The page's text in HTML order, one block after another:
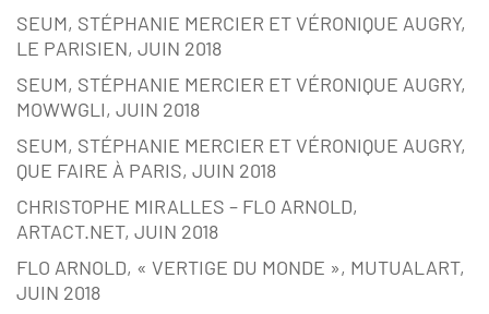
SEUM, STÉPHANIE MERCIER ET VÉRONIQUE AUGRY,
LE PARISIEN, JUIN 2018
SEUM, STÉPHANIE MERCIER ET VÉRONIQUE AUGRY,
MOWWGLI, JUIN 2018
SEUM, STÉPHANIE MERCIER ET VÉRONIQUE AUGRY,
QUE FAIRE À PARIS, JUIN 2018
CHRISTOPHE MIRALLES – FLO ARNOLD,
ARTACT.NET, JUIN 2018
FLO ARNOLD, « VERTIGE DU MONDE », MUTUALART,
JUIN 2018